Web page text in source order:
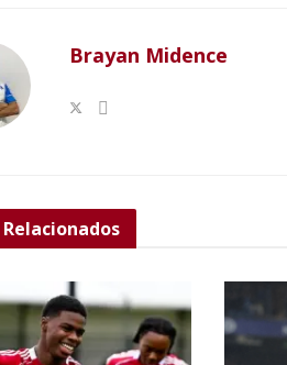
Brayan Midence
Relacionados